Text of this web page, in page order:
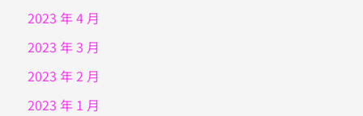
2023 年 4 月
2023 年 3 月
2023 年 2 月
2023 年 1 月